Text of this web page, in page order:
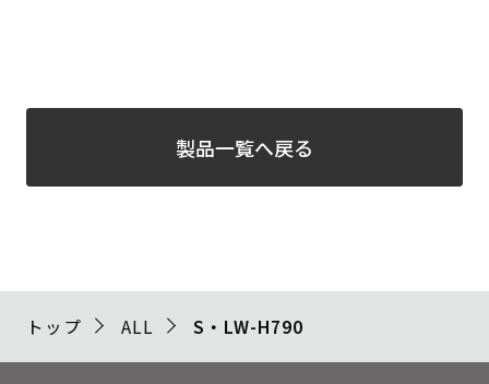
製品一覧へ戻る
トップ ALL S・LW-H790